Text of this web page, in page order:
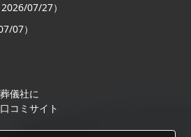
07/27）
07）
儀社に
コミサイト